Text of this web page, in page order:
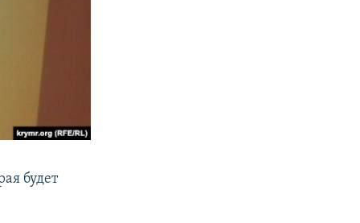
будет